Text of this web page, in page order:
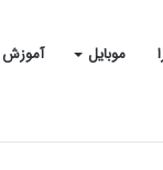
موبایل آموزش